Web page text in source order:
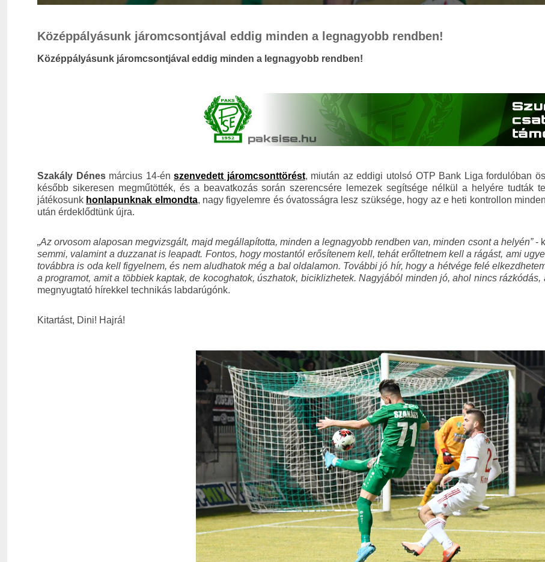
Középpályásunk járomcsontjával eddig minden a legnagyobb rendben!
Középpályásunk járomcsontjával eddig minden a legnagyobb rendben!
Szakály Dénesmárcius 14-énszenvedett járomcsonttörést, miután az eddigi utolsó OTP Bank Liga fordulóban
később sikeresen megműtötték, és a beavatkozás során szerencsére lemezek segítsége nélkül a helyére tudták
játékosunk honlapunknak elmondta, nagy figyelemre és óvatosságra lesz szüksége, hogy az e heti kontrollon
után érdeklődtünk újra.
„Az orvosom alaposan megvizsgált, majd megállapította, minden a legnagyobb rendben van, minden csont a helyén”-
semmi, valamint a duzzanat is leapadt. Fontos, hogy mostantól erősítenem kell, tehát erőltetnem kell a rágást, ami
továbbra is oda kell figyelnem, és nem aludhatok még a bal oldalamon. További jó hír, hogy a hétvége felé
a programot, amit a többiek kaptak, de kocoghatok, úszhatok, biciklizhetek. Nagyjából minden jó, ahol nincs
megnyugtató hírekkel technikás labdarúgónk.
Kitartást, Dini! Hajrá!